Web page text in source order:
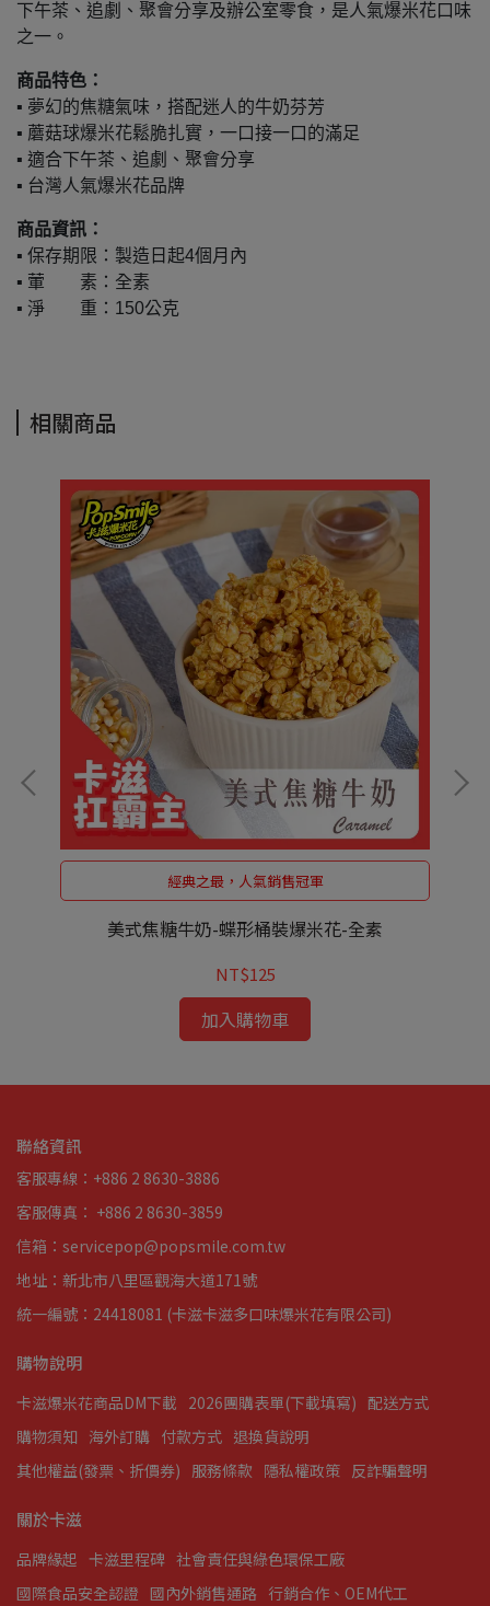
下午茶、追劇、聚會分享及辦公室零食，是人氣爆米花口味
之一。
商品特色：
▪ 夢幻的焦糖氣味，搭配迷人的牛奶芬芳
▪ 蘑菇球爆米花鬆脆扎實，一口接一口的滿足
▪ 適合下午茶、追劇、聚會分享
​​​​​​▪ 台灣人氣爆米花品牌
商品資訊：
▪ 保存期限：製造日起4個月內
▪ 葷 素：全素
▪ 淨 重：150公克
相關商品
經典之最，人氣銷售冠軍
美式焦糖牛奶-蝶形桶裝爆米花-全素
NT$125
加入購物車
聯絡資訊
客服專線：+886 2 8630-3886
客服傳真： +886 2 8630-3859
信箱：servicepop@popsmile.com.tw
地址：新北市八里區觀海大道171號
統一編號：24418081 (卡滋卡滋多口味爆米花有限公司)
購物說明
卡滋爆米花商品DM下載 2026團購表單(下載填寫) 配送方式
購物須知 海外訂購 付款方式 退換貨說明
其他權益(發票、折價券) 服務條款 隱私權政策 反詐騙聲明
關於卡滋
品牌緣起 卡滋里程碑 社會責任與綠色環保工廠
國際食品安全認證 國內外銷售通路 行銷合作、OEM代工